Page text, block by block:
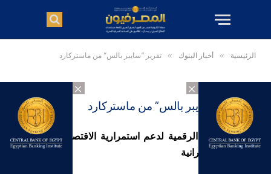
×
×
الرئيسية » أخبار البنوك » تقرير “سايبر بالس” من ماستركارد
تقرير “سايبر بالس” من ماستركارد
تعزيز المرونة الرقمية لدعم استمرارية الاقتصاد في مواجهة
التحديات السيبرانية